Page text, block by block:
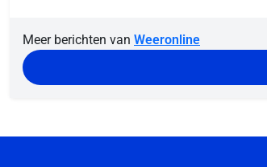
Meer berichten van Weeronline